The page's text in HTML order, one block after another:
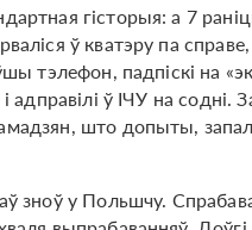
гісторыя: а 7
ў кватэру па
тэлефон, падпіскі на
ў ІЧУ на содні.
што допыты,
зноў у Польшчу.